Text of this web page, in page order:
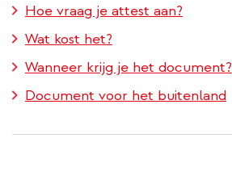
Hoe vraag je attest aan?
Wat kost het?
Wanneer krijg je het document?
Document voor het buitenland